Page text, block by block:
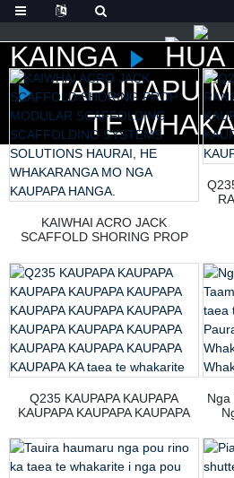
KAINGA HUA
TAPUTAPU
TE
KAIWHAI ACRO JACK
SCAFFOLD SHORING PROP
SCAFFOLDING SYSTEMS
SOLUTIONS HAURAI, HE
WHAKARANGA MO NGA
KAUPAPA HANGA.
Q235 KAUPAPA KAUPAPA
KAUPAPA KAUPAPA KAUPAPA
KAUPAPA KAUPAPA KAUPAPA
KAUPAPA KAUPAPA KAUPAPA
KAUPAPA KA taea te whakarite
Nga